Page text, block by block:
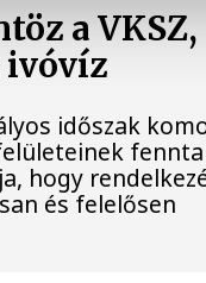
a VKSZ,
ivóvíz
időszak
hogy
és felelősen